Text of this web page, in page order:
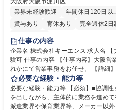
業界未経験歓迎
年間休日120日以
賞与あり
育休あり 完全週休2日
土日祝休み
仕事の内容
企業名 株式会社キーエンス 求人名 【大阪・京都・滋賀】営業事務 ※未経
験可 仕事の内容 【仕事内容】大阪営業所、京都営業所、滋賀営業所いず
れかにて営業事務をお任せ。 【詳細
の作成・カタログ送付・来客対応・
善をお任せ。 【教育制度】ご入社後、育成担当とペアになりながらOJTに
て業務を覚えていただくことが可能
れているため、スムーズに仕事に慣
必要な経験・能力等
必要な経験・能力等 【必須】■協調
を出しながら、主体的に業務を進め
派遣業界や保育業界等、メーカー以